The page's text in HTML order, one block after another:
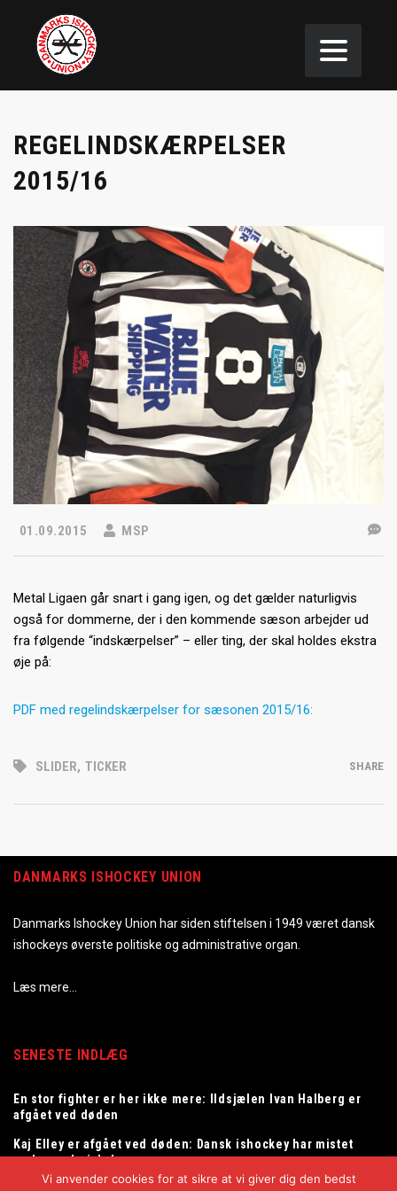
REGELINDSKÆRPELSER
2015/16
01.09.2015 MSP
Metal Ligaen går snart i gang igen, og det gælder naturligvis
også for dommerne, der i den kommende sæson arbejder ud
fra følgende “indskærpelser” – eller ting, der skal holdes ekstra
øje på:
PDF med regelindskærpelser for sæsonen 2015/16:
SLIDER, TICKER SHARE
DANMARKS ISHOCKEY UNION
Danmarks Ishockey Union har siden stiftelsen i 1949 været dansk
ishockeys øverste politiske og administrative organ.
Læs mere…
SENESTE INDLÆG
En stor fighter er her ikke mere: Ildsjælen Ivan Halberg er
afgået ved døden
Kaj Elley er afgået ved døden: Dansk ishockey har mistet
en legendarisk dommer
Vi anvender cookies for at sikre at vi giver dig den bedst